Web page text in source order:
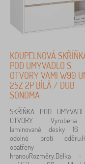
KOUPELNOVÁ
POD UMYVADLO S
OTVORY VAMI W90
2SZ 2P BÍLÁ / DUB
SONOMA
SKŘÍŇKA POD
OTVORY
laminované desky 16
odolné proti
opatřeny
hranouRozměry:Délka